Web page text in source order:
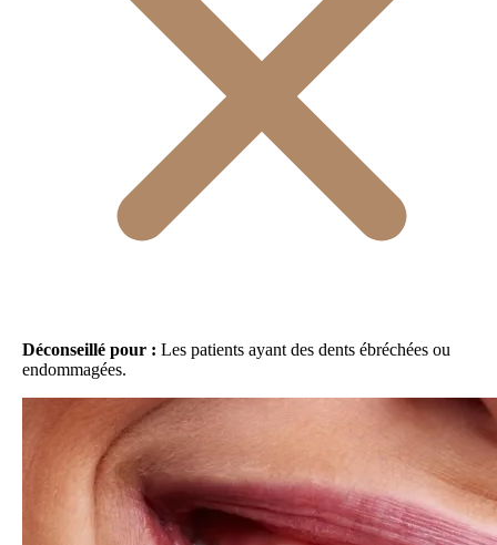
Déconseillé pour : Les patients ayant des dents ébréchées ou
endommagées.